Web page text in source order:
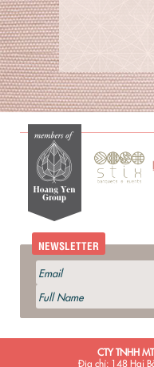
NEWSLETTER
CTY TNHH
Địa chỉ: 148 Hai